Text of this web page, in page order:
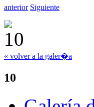
anterior Siguiente
« volver a la galer�a
10